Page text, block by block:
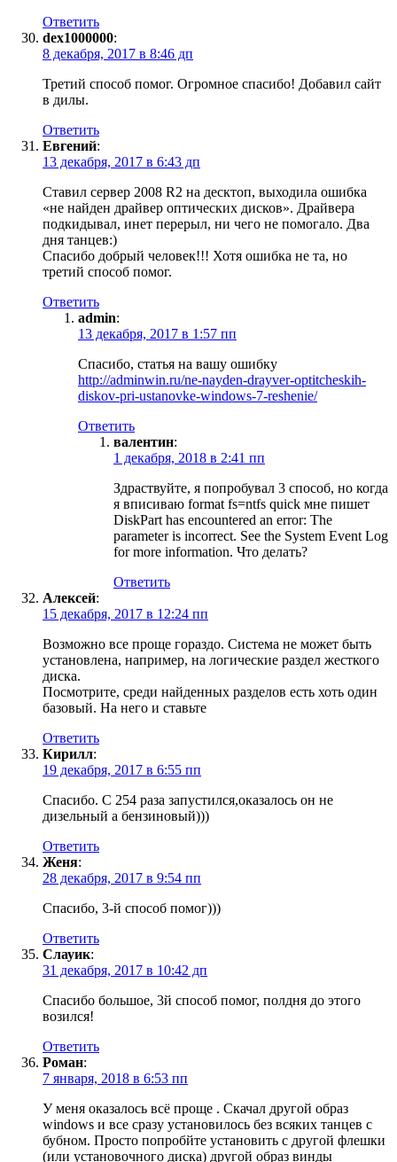
Ответить
dex1000000:
8 декабря, 2017 в 8:46 дп
Третий способ помог. Огромное спасибо! Добавил сайт
в дилы.
Ответить
Евгений:
13 декабря, 2017 в 6:43 дп
Ставил сервер 2008 R2 на десктоп, выходила ошибка
«не найден драйвер оптических дисков». Драйвера
подкидывал, инет перерыл, ни чего не помогало. Два
дня танцев:)
Спасибо добрый человек!!! Хотя ошибка не та, но
третий способ помог.
Ответить
admin:
13 декабря, 2017 в 1:57 пп
Спасибо, статья на вашу ошибку
http://adminwin.ru/ne-nayden-drayver-optitcheskih-
diskov-pri-ustanovke-windows-7-reshenie/
Ответить
валентин:
1 декабря, 2018 в 2:41 пп
Здраствуйте, я попробувал 3 способ, но когда
я вписиваю format fs=ntfs quick мне пишет
DiskPart has encountered an error: The
parameter is incorrect. See the System Event Log
for more information. Что делать?
Ответить
Алексей:
15 декабря, 2017 в 12:24 пп
Возможно все проще гораздо. Система не может быть
установлена, например, на логические раздел жесткого
диска.
Посмотрите, среди найденных разделов есть хоть один
базовый. На него и ставьте
Ответить
Кирилл:
19 декабря, 2017 в 6:55 пп
Спасибо. С 254 раза запустился,оказалось он не
дизельный а бензиновый)))
Ответить
Женя:
28 декабря, 2017 в 9:54 пп
Спасибо, 3-й способ помог)))
Ответить
Слауик:
31 декабря, 2017 в 10:42 дп
Спасибо большое, 3й способ помог, полдня до этого
возился!
Ответить
Роман:
7 января, 2018 в 6:53 пп
У меня оказалось всё проще . Скачал другой образ
windows и все сразу установилось без всяких танцев с
бубном. Просто попробйте установить с другой флешки
(или установочного диска) другой образ винды